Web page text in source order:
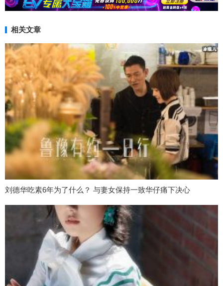
相关文章
刘德华吃素6年为了什么？ 与妻女保持一致华仔痛下决心